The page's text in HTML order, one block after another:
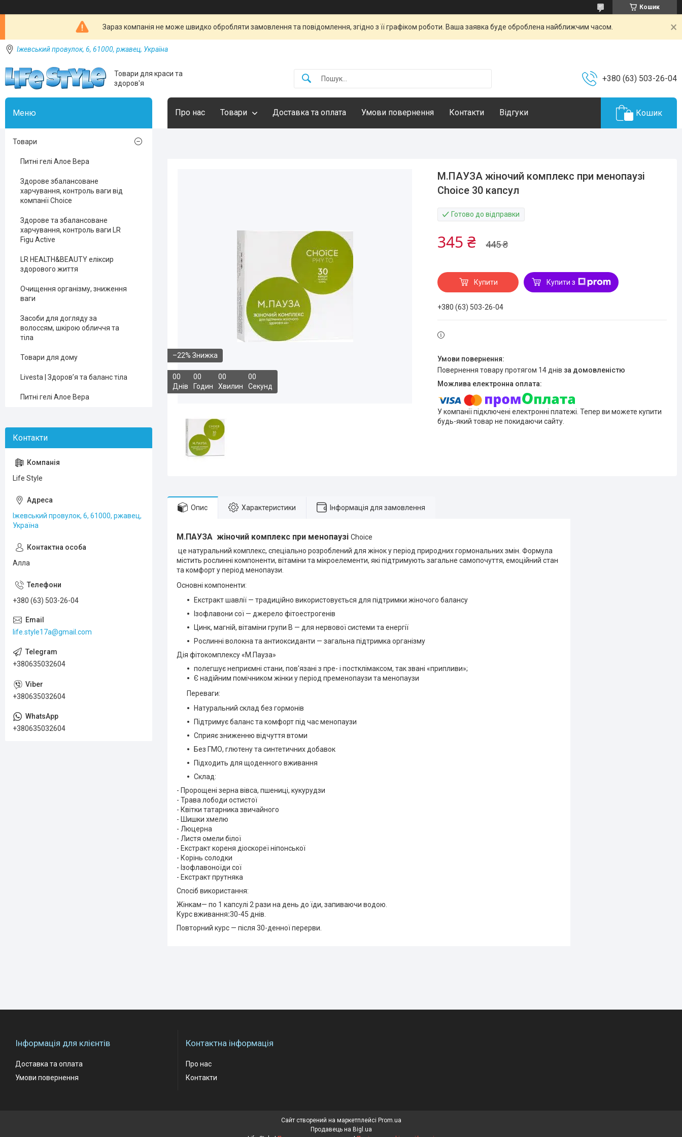
Кошик
Зараз компанія не може швидко обробляти замовлення та повідомлення, згідно з її графіком роботи. Ваша заявка буде оброблена найближчим часом.
Іжевський провулок, 6, 61000, ржавец, Україна
Товари для краси та
здоров'я
+380 (63) 503-26-04
Про нас Товари Доставка та оплата Умови повернення Контакти Відгуки Кошик
–22%
00
Днів
00
Годин
00
Хвилин
00
Секунд
М.ПАУЗА жіночий комплекс при менопаузі
Choice 30 капсул
Готово до відправки
445 ₴
345 ₴
Купити Купити з
+380 (63) 503-26-04
повернення товару протягом 14 днів за домовленістю
У компанії підключені електронні платежі. Тепер ви можете купити
будь-який товар не покидаючи сайту.
Опис Характеристики Інформація для замовлення
М.ПАУЗА жіночий комплекс при менопаузі Choice
це натуральний комплекс, спеціально розроблений для жінок у період природних гормональних змін. Формула
містить рослинні компоненти, вітаміни та мікроелементи, які підтримують загальне самопочуття, емоційний стан
та комфорт у період менопаузи.
Основні компоненти:
Екстракт шавлії — традиційно використовується для підтримки жіночого балансу
Ізофлавони сої — джерело фітоестрогенів
Цинк, магній, вітаміни групи B — для нервової системи та енергії
Рослинні волокна та антиоксиданти — загальна підтримка організму
Дія фітокомплексу «М.Пауза»
полегшує неприємні стани, пов'язані з пре- і постклімаксом, так звані «припливи»;
Є надійним помічником жінки у період пременопаузи та менопаузи
Переваги:
Натуральний склад без гормонів
Підтримує баланс та комфорт під час менопаузи
Сприяє зниженню відчуття втоми
Без ГМО, глютену та синтетичних добавок
Підходить для щоденного вживання
Склад:
- Пророщені зерна вівса, пшениці, кукурудзи
- Трава лободи остистої
- Квітки татарника звичайного
- Шишки хмелю
- Люцерна
- Листя омели білої
- Екстракт кореня діоскореї ніпонської
- Корінь солодки
- Ізофлавоноїди сої
- Екстракт прутняка
Спосіб використання:
Жінкам— по 1 капсулі 2 рази на день до їди, запиваючи водою.
Курс вживання:30-45 днів.
Повторний курс — після 30-денної перерви.
Товари
Питні гелі Алое Вера
Здорове збалансоване
харчування, контроль ваги від
компанії Choice
Здорове та збалансоване
харчування, контроль ваги LR
Figu Active
LR HEALTH&BEAUTY еліксир
здорового життя
Очищення організму, зниження
ваги
Засоби для догляду за
волоссям, шкірою обличчя та
тіла
Товари для дому
Livesta | Здоров’я та баланс тіла
Питні гелі Алое Вера
Life Style
Іжевський провулок, 6, 61000, ржавец,
Україна
Алла
+380 (63) 503-26-04
life.style17a@gmail.com
+380635032604
+380635032604
+380635032604
Інформація для клієнтів
Доставка та оплата
Умови повернення
Контактна інформація
Про нас
Контакти
Сайт створений на маркетплейсі Prom.ua
Продавець на Bigl.ua